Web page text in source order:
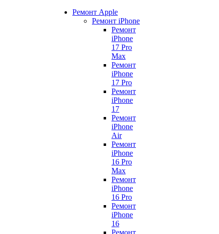
Ремонт Apple
Ремонт iPhone
Ремонт
iPhone
17 Pro
Max
Ремонт
iPhone
17 Pro
Ремонт
iPhone
17
Ремонт
iPhone
Air
Ремонт
iPhone
16 Pro
Max
Ремонт
iPhone
16 Pro
Ремонт
iPhone
16
Ремонт